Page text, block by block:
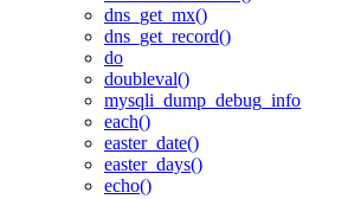
dns_get_mx()
dns_get_record()
do
doubleval()
mysqli_dump_debug_info
each()
easter_date()
easter_days()
echo()